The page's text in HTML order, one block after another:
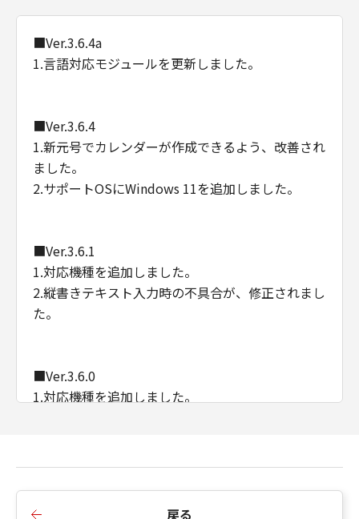
■Ver.3.6.4a
1.言語対応モジュールを更新しました。
■Ver.3.6.4
1.新元号でカレンダーが作成できるよう、改善され
ました。
2.サポートOSにWindows 11を追加しました。
■Ver.3.6.1
1.対応機種を追加しました。
2.縦書きテキスト入力時の不具合が、修正されまし
た。
■Ver.3.6.0
1.対応機種を追加しました。
戻る